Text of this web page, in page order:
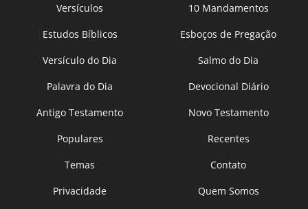
Versículos
10 Mandamentos
Estudos Bíblicos
Esboços de Pregação
Versículo do Dia
Salmo do Dia
Palavra do Dia
Devocional Diário
Antigo Testamento
Novo Testamento
Populares
Recentes
Temas
Contato
Privacidade
Quem Somos